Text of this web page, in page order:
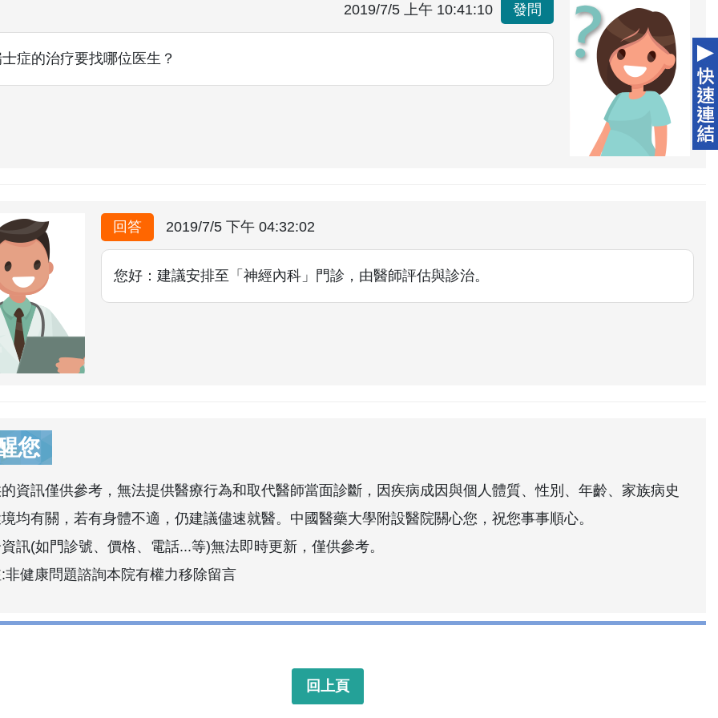
發問
2019/7/5 上午 10:41:10
症的治疗要找哪位医生？
回答 2019/7/5 下午 04:32:02
您好：建議安排至「神經內科」門診，由醫師評估與診治。
您
資訊僅供參考，無法提供醫療行為和取代醫師當面診斷，因疾病成因與個人體質、性別、年齡、家族病史
均有關，若有身體不適，仍建議儘速就醫。中國醫藥大學附設醫院關心您，祝您事事順心。
訊(如門診號、價格、電話...等)無法即時更新，僅供參考。
非健康問題諮詢本院有權力移除留言
回上頁